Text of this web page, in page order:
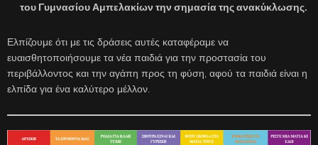
του Γυμνασίου Αμπελακίων την σημασία της ανακύκλωσης.
Ελπίζουμε ότι με τις δράσεις αυτές καταφέραμε να
ευαισθητοποιήσουμε τα νέα παιδιά για την προστασία του
περιβάλλοντος και την αγάπη προς τη φύση, αφού τα παιδιά είναι η
ελπίδα για ένα καλύτερο μέλλον.